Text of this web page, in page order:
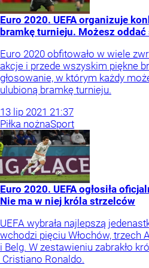
Euro 2020. UEFA organizuje
bramkę turnieju. Możesz oddać
Euro 2020 obfitowało w wiele
akcje i przede wszyskim piękne
głosowanie, w którym każdy
ulubioną bramkę turnieju.
13 lip 2021 21:37
Piłka nożnaSport
Euro 2020. UEFA ogłosiła
Nie ma w niej króla strzelców
UEFA wybrała najlepszą
wchodzi pięciu Włochów, trzech
i Belg. W zestawieniu zabrakło
Cristiano Ronaldo.